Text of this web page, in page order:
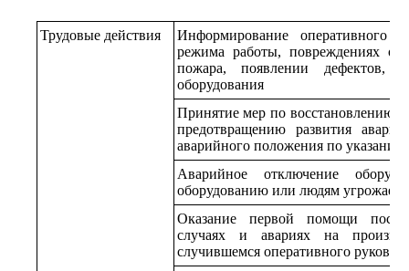
Трудовые действия
Информирование оперативного
режима работы, повреждениях
пожара, появлении дефектов,
оборудования
Принятие мер по восстановлению
предотвращению развития
аварийного положения по
Аварийное отключение
оборудованию или людям угрожает
Оказание первой помощи
случаях и авариях на
случившемся оперативного